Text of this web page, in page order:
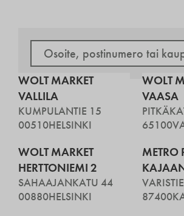
WOLT MARKET
VALLILA
KUMPULANTIE 15
00510HELSINKI
WOLT
VAASA
65100
WOLT MARKET
HERTTONIEMI 2
SAHAAJANKATU 44
00880HELSINKI
METRO
87400